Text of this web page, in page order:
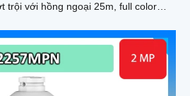
trội với hồng ngoại 25m, full color
hạn, thiết kế chuẩn IP67 chống bụi